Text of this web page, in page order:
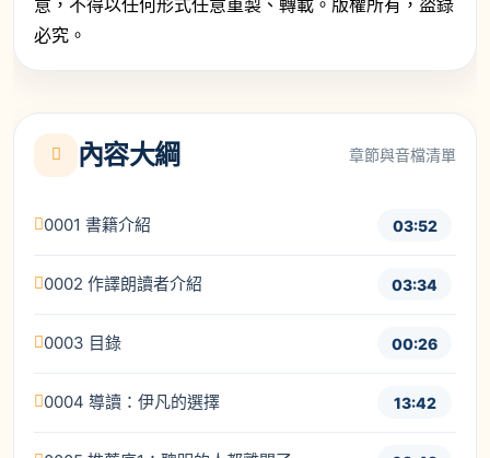
必究。
內容大綱 章節與音檔清單
0001 書籍介紹 03:52
0002 作譯朗讀者介紹 03:34
0003 目錄 00:26
0004 導讀：伊凡的選擇 13:42